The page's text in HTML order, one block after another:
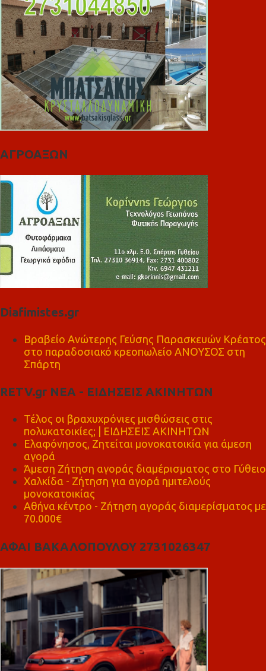
ΑΓΡΟΑΞΩΝ
Diafimistes.gr
Βραβείο Ανώτερης Γεύσης Παρασκευών Κρέατος
στο παραδοσιακό κρεοπωλείο ΑΝΟΥΣΟΣ στη
Σπάρτη
RETV.gr ΝΕΑ - ΕΙΔΗΣΕΙΣ ΑΚΙΝΗΤΩΝ
Τέλος οι βραχυχρόνιες μισθώσεις στις
πολυκατοικίες; | ΕΙΔΗΣΕΙΣ ΑΚΙΝΗΤΩΝ
Ελαφόνησος, Ζητείται μονοκατοικία για άμεση
αγορά
Άμεση Ζήτηση αγοράς διαμέρισματος στο Γύθειο
Χαλκίδα - Ζήτηση για αγορά ημιτελούς
μονοκατοικίας
Αθήνα κέντρο - Ζήτηση αγοράς διαμερίσματος με
70.000€
ΑΦΑΙ ΒΑΚΑΛΟΠΟΥΛΟΥ 2731026347